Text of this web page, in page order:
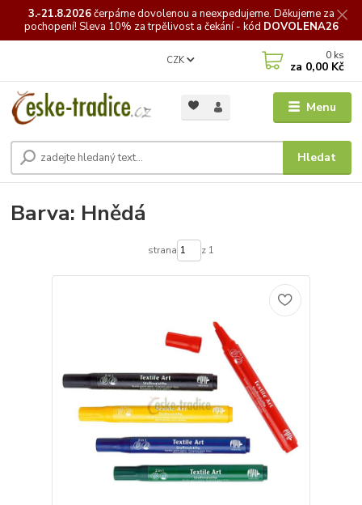
3.-21.8.2026čerpámedovolenou a neexpedujeme. Děkujeme za
pochopení! Sleva 10% za trpělivost a čekání - kód DOVOLENA26
Menu
CZK
Hledat
0 ks
za 0,00 Kč
Barva: Hnědá
strana z 1